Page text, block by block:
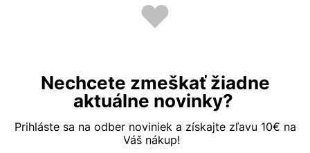
Nechcete zmeškať žiadne
aktuálne novinky?
Prihláste sa na odber noviniek a získajte zľavu 10€ na
Váš nákup!